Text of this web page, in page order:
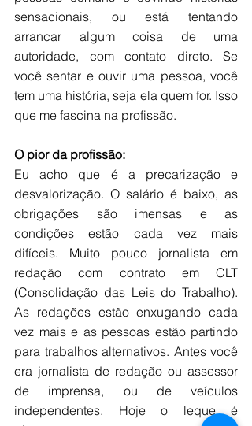
sensacionais, ou está tentando
arrancar algum coisa de uma
autoridade, com contato direto. Se
você sentar e ouvir uma pessoa, você
tem uma história, seja ela quem for. Isso
que me fascina na profissão.
O pior da profissão:
Eu acho que é a precarização e
desvalorização. O salário é baixo, as
obrigações são imensas e as
condições estão cada vez mais
difíceis. Muito pouco jornalista em
redação com contrato em CLT
(Consolidação das Leis do Trabalho).
As redações estão enxugando cada
vez mais e as pessoas estão partindo
para trabalhos alternativos. Antes você
era jornalista de redação ou assessor
de imprensa, ou de veículos
independentes. Hoje o leque é